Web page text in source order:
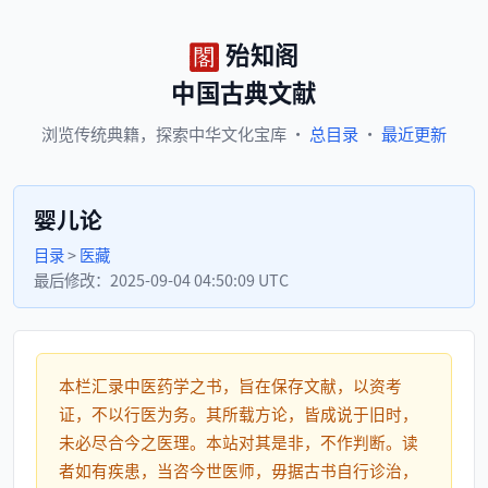
殆知阁
中国古典文献
浏览传统典籍， 探索中华文化宝库 · 总目录 · 最近更新
婴儿论
目录>医藏
最后修改： 2025-09-04 04:50:09 UTC
本栏汇录中医药学之书，旨在保存文献，以资考
证，不以行医为务。其所载方论，皆成说于旧时，
未必尽合今之医理。本站对其是非，不作判断。读
者如有疾患，当咨今世医师，毋据古书自行诊治，